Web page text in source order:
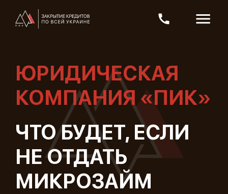
ЮРИДИЧЕСКАЯ
КОМПАНИЯ «ПИК»
ЧТО БУДЕТ, ЕСЛИ
НЕ ОТДАТЬ
МИКРОЗАЙМ